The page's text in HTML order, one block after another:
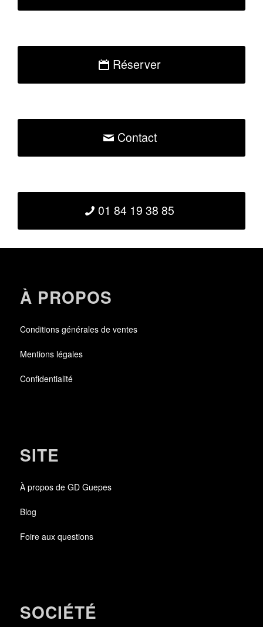
Réserver
Contact
01 84 19 38 85
À PROPOS
Conditions générales de ventes
Mentions légales
Confidentialité
SITE
À propos de GD Guepes
Blog
Foire aux questions
SOCIÉTÉ